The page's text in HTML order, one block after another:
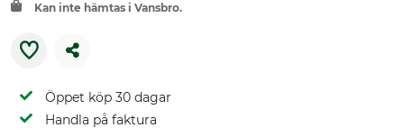
Kan inte hämtas i Vansbro.
Öppet köp 30 dagar
Handla på faktura